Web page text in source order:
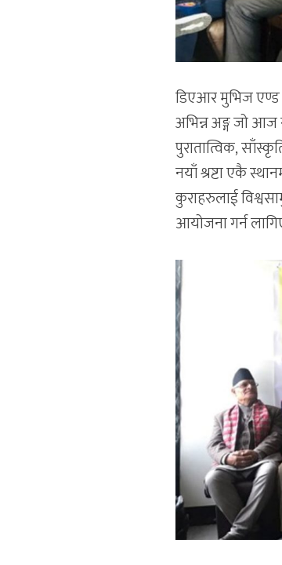
डिएआर मुभिज एण्ड
अभिन्न अङ्ग जो आज
पुरातात्विक,
नयाँ श्रष्टा एकै
कुराहरुलाई
आयोजना गर्न